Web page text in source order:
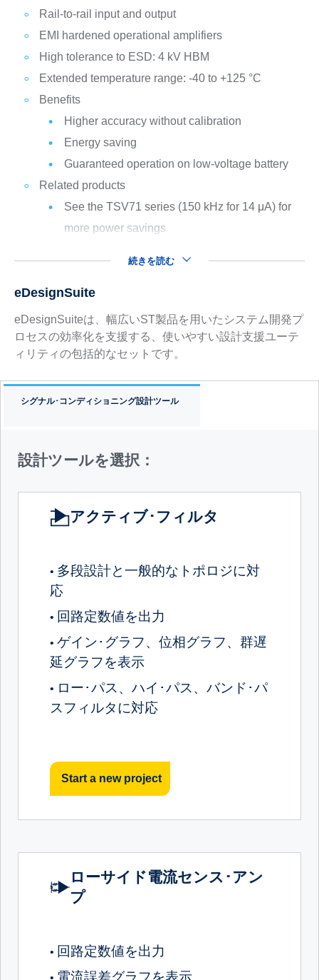
Rail-to-rail input and output
EMI hardened operational amplifiers
High tolerance to ESD: 4 kV HBM
Extended temperature range: -40 to +125 °C
Benefits
Higher accuracy without calibration
Energy saving
Guaranteed operation on low-voltage battery
Related products
See the TSV71 series (150 kHz for 14 μA) for
more power savings
続きを読む
eDesignSuite
eDesignSuiteは、幅広いST製品を用いたシステム開発プ
ロセスの効率化を支援する、使いやすい設計支援ユーテ
ィリティの包括的なセットです。
シグナル･コンディショニング設計ツール
設計ツールを選択：
アクティブ･フィルタ
• 多段設計と一般的なトポロジに対
応
• 回路定数値を出力
• ゲイン･グラフ、位相グラフ、群遅
延グラフを表示
• ロー･パス、ハイ･パス、バンド･パ
スフィルタに対応
Start a new project
ローサイド電流センス･アン
プ
• 回路定数値を出力
• 電流誤差グラフを表示